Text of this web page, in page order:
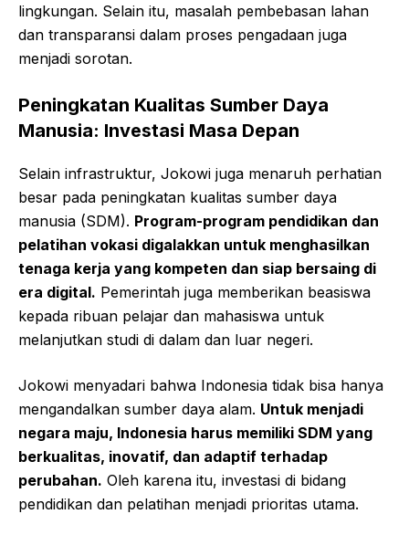
lingkungan. Selain itu, masalah pembebasan lahan
dan transparansi dalam proses pengadaan juga
menjadi sorotan.
Peningkatan Kualitas Sumber Daya
Manusia: Investasi Masa Depan
Selain infrastruktur, Jokowi juga menaruh perhatian
besar pada peningkatan kualitas sumber daya
manusia (SDM). Program-program pendidikan dan
pelatihan vokasi digalakkan untuk menghasilkan
tenaga kerja yang kompeten dan siap bersaing di
era digital. Pemerintah juga memberikan beasiswa
kepada ribuan pelajar dan mahasiswa untuk
melanjutkan studi di dalam dan luar negeri.
Jokowi menyadari bahwa Indonesia tidak bisa hanya
mengandalkan sumber daya alam. Untuk menjadi
negara maju, Indonesia harus memiliki SDM yang
berkualitas, inovatif, dan adaptif terhadap
perubahan. Oleh karena itu, investasi di bidang
pendidikan dan pelatihan menjadi prioritas utama.